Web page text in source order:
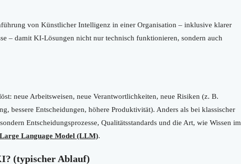
von Künstlicher Intelligenz in einer Organisation – inklusive klarer
– damit KI-Lösungen nicht nur technisch funktionieren, sondern auch
neue Arbeitsweisen, neue Verantwortlichkeiten, neue Risiken (z. B.
bessere Entscheidungen, höhere Produktivität). Anders als bei klassischer
Entscheidungsprozesse, Qualitätsstandards und die Art, wie Wissen im
Large Language Model (LLM).
(typischer Ablauf)